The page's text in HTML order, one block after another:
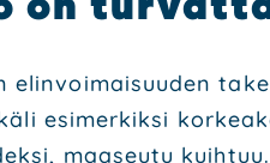
elin­voi­mai­suu­den
esi­mer­kik­si
maa­seu­tu